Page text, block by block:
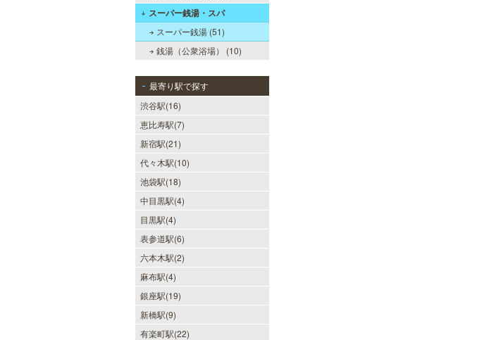
スーパー銭湯・スパ
スーパー銭湯 (51)
銭湯（公衆浴場） (10)
最寄り駅で探す
渋谷駅(16)
恵比寿駅(7)
新宿駅(21)
代々木駅(10)
池袋駅(18)
中目黒駅(4)
目黒駅(4)
表参道駅(6)
六本木駅(2)
麻布駅(4)
銀座駅(19)
新橋駅(9)
有楽町駅(22)